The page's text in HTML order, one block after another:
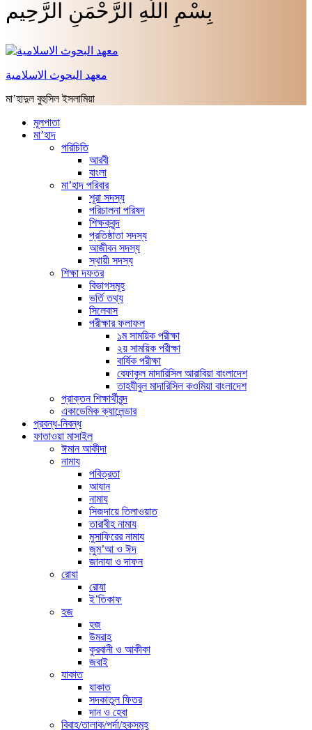
بِسْمِ اللَّهِ الرَّحْمَنِ الرَّحِيم
معهد البحوث الاسلامية
মা’হাদুল বুহুসিল ইসলামিয়া
মূলপাতা
মা’হাদ
পরিচিতি
আরবী
বাংলা
মা’হাদ পরিবার
শূরা সদস্য
পরিচালনা পরিষদ
শিক্ষকবৃন্দ
প্রতিষ্ঠাতা সদস্য
আজীবন সদস্য
স্থায়ী সদস্য
শিক্ষা দফতর
বিভাগসমূহ
ভর্তি তথ্য
সিলেবাস
পরীক্ষার ফলাফল
১ম সাময়িক পরীক্ষা
২য় সাময়িক পরীক্ষা
বার্ষিক পরীক্ষা
বেফাকুল মাদারিসিল আরাবিয়া বাংলাদেশ
তাহযীবুল মাদারিসিল কওমিয়া বাংলাদেশ
প্রাক্তন শিক্ষার্থীবৃন্দ
একাডেমিক ক্যালেন্ডার
প্রবন্ধ-নিবন্ধ
ফাতাওয়া মাসাইল
ঈমান আকীদা
নামায
পবিত্রতা
আযান
নামায
সিজদায়ে তিলাওয়াত
তারাবীহ নামায
মুসাফিরের নামায
জুম’আ ও ঈদ
জানাযা ও দাফন
রোযা
রোযা
ই’তিকাফ
হজ
হজ
উমরাহ
কুরবানী ও আকীকা
জবাই
যাকাত
যাকাত
সদকাতুল ফিতর
দান ও হেবা
বিবাহ/তালাক/পর্দা/হকসমূহ